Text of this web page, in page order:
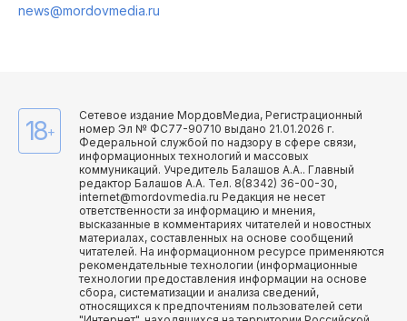
news@mordovmedia.ru
18+
Сетевое издание МордовМедиа, Регистрационный
номер Эл № ФС77-90710 выдано 21.01.2026 г.
Федеральной службой по надзору в сфере связи,
информационных технологий и массовых
коммуникаций. Учредитель Балашов А.А.. Главный
редактор Балашов А.А. Тел. 8(8342) 36-00-30,
internet@mordovmedia.ru Редакция не несет
ответственности за информацию и мнения,
высказанные в комментариях читателей и новостных
материалах, составленных на основе сообщений
читателей. На информационном ресурсе применяются
рекомендательные технологии (информационные
технологии предоставления информации на основе
сбора, систематизации и анализа сведений,
относящихся к предпочтениям пользователей сети